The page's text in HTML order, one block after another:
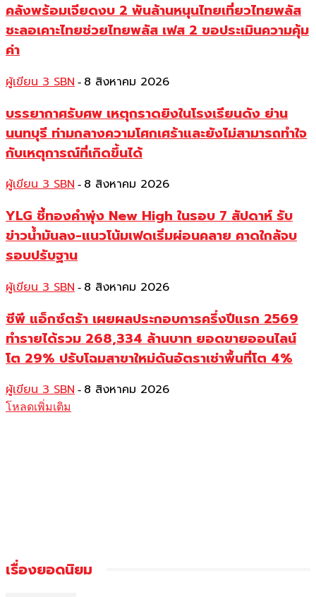
คลังพร้อมเจียดงบ 2 พันล้านหนุนไทยเที่ยวไทยพลัส
ชะลอเคาะไทยช่วยไทยพลัส เฟส 2 ขอประเมินความคุ้ม
ค่า
ผู้เขียน 3 SBN - 8 สิงหาคม 2026
บรรยากาศรับศพ เหตุกราดยิงในโรงเรียนดัง ย่าน
นนทบุรี ท่ามกลางความโศกเศร้าและยังไม่สามารถทำใจ
กับเหตุการณ์ที่เกิดขึ้นได้
ผู้เขียน 3 SBN - 8 สิงหาคม 2026
YLG ชี้ทองคำพุ่ง New High ในรอบ 7 สัปดาห์ รับ
ข่าวน้ำมันลง-แนวโน้มเฟดเริ่มผ่อนคลาย คาดใกล้จบ
รอบปรับฐาน
ผู้เขียน 3 SBN - 8 สิงหาคม 2026
ซีพี แอ็กซ์ตร้า เผยผลประกอบการครึ่งปีแรก 2569
ทำรายได้รวม 268,334 ล้านบาท ยอดขายออนไลน์
โต 29% ปรับโฉมสาขาใหม่ดันอัตราเช่าพื้นที่โต 4%
ผู้เขียน 3 SBN - 8 สิงหาคม 2026
โหลดเพิ่มเติม
เรื่องยอดนิยม